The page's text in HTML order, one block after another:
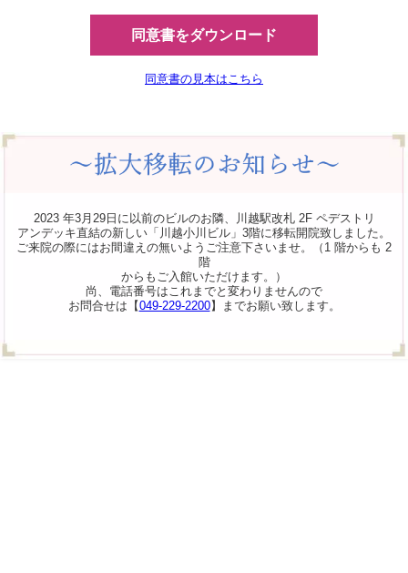
同意書をダウンロード
同意書の見本はこちら
2023 年3月29日に以前のビルのお隣、川越駅改札 2F ペデストリ
アンデッキ直結の新しい「川越小川ビル」3階に移転開院致しました。
ご来院の際にはお間違えの無いようご注意下さいませ。（1 階からも 2
階
からもご入館いただけます。）
尚、電話番号はこれまでと変わりませんので
お問合せは【049-229-2200】までお願い致します。